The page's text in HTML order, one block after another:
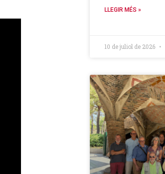
LLEGIR MÉS »
10 de juliol de 2026